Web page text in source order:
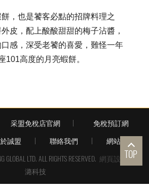
，也是饕客必點的招牌料理之
皮，配上酸酸甜甜的梅子沾醬，
感，深受老饕的喜愛，難怪一年
101高度的月亮蝦餅。
TOP
采盟免稅店官網
免稅預訂網
誠盟 聯絡我們
網站地圖
GLOBAL LTD. ALL RIGHTS RESERVED. 網頁設計| 鉅
潞科技